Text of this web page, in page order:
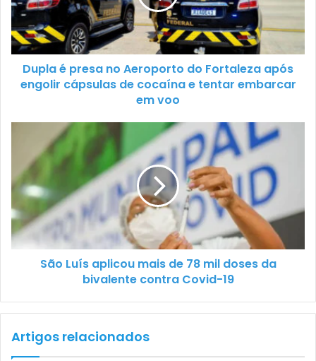
Dupla é presa no Aeroporto do Fortaleza após
engolir cápsulas de cocaína e tentar embarcar
em voo
São Luís aplicou mais de 78 mil doses da
bivalente contra Covid-19
Artigos relacionados